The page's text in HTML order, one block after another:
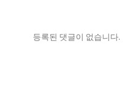
등록된 댓글이 없습니다.